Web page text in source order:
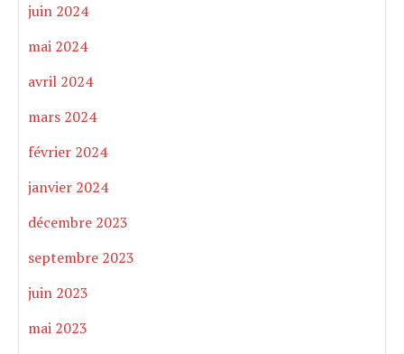
juin 2024
mai 2024
avril 2024
mars 2024
février 2024
janvier 2024
décembre 2023
septembre 2023
juin 2023
mai 2023